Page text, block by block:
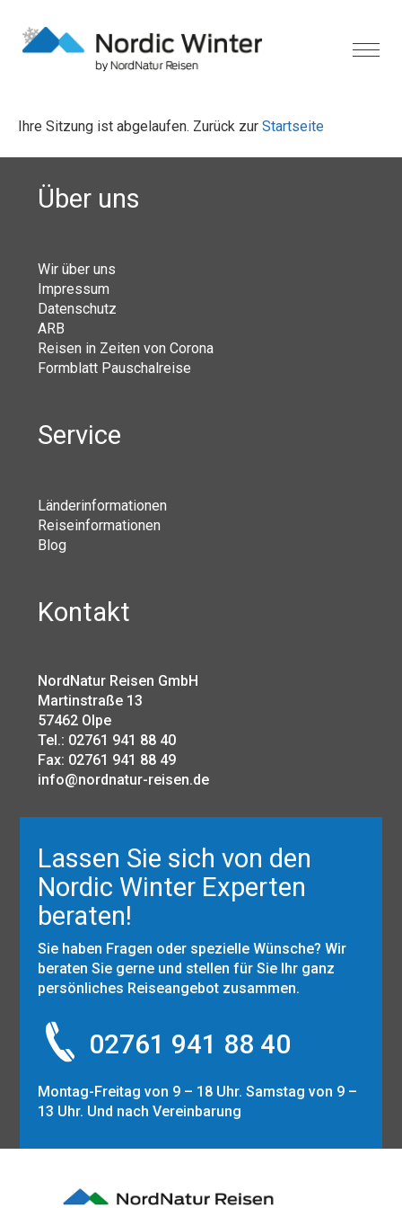
Ihre Sitzung ist abgelaufen. Zurück zur Startseite
Über uns
Wir über uns
Impressum
Datenschutz
ARB
Reisen in Zeiten von Corona
Formblatt Pauschalreise
Service
Länderinformationen
Reiseinformationen
Blog
Kontakt
NordNatur Reisen GmbH
Martinstraße 13
57462 Olpe
Tel.: 02761 941 88 40
Fax: 02761 941 88 49
info@nordnatur-reisen.de
Lassen Sie sich von den
Nordic Winter Experten
beraten!
Sie haben Fragen oder spezielle Wünsche? Wir
beraten Sie gerne und stellen für Sie Ihr ganz
persönliches Reiseangebot zusammen.
02761 941 88 40
Montag-Freitag von 9 – 18 Uhr. Samstag von 9 –
13 Uhr. Und nach Vereinbarung